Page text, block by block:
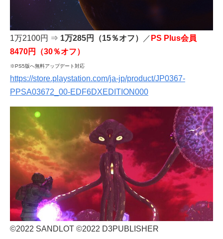
1万2100円 ⇒ 1万285円（15％オフ） ／ PS Plus会員
8470円（30％オフ）
※PS5版へ無料アップデート対応
https://store.playstation.com/ja-jp/product/JP0367-
PPSA03672_00-EDF6DXEDITION000
©2022 SANDLOT ©2022 D3PUBLISHER